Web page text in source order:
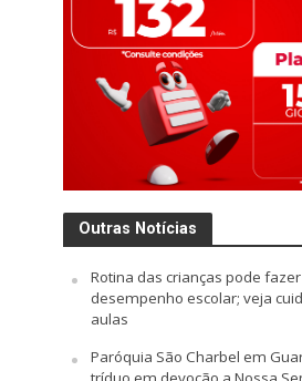
Outras Notícias
Rotina das crianças pode
desempenho escolar; veja
aulas
Paróquia São Charbel em